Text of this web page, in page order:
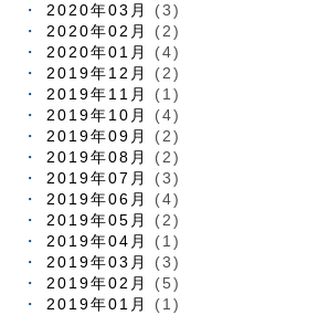
2020年03月
(3)
2020年02月
(2)
2020年01月
(4)
2019年12月
(2)
2019年11月
(1)
2019年10月
(4)
2019年09月
(2)
2019年08月
(2)
2019年07月
(3)
2019年06月
(4)
2019年05月
(2)
2019年04月
(1)
2019年03月
(3)
2019年02月
(5)
2019年01月
(1)